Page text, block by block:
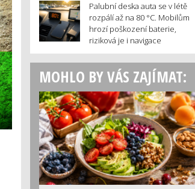
Palubní deska auta se v létě
rozpálí až na 80 °C. Mobilům
hrozí poškození baterie,
riziková je i navigace
MOHLO BY VÁS ZAJÍMAT: